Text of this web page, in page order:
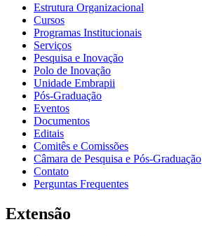
Estrutura Organizacional
Cursos
Programas Institucionais
Serviços
Pesquisa e Inovação
Polo de Inovação
Unidade Embrapii
Pós-Graduação
Eventos
Documentos
Editais
Comitês e Comissões
Câmara de Pesquisa e Pós-Graduação
Contato
Perguntas Frequentes
Extensão